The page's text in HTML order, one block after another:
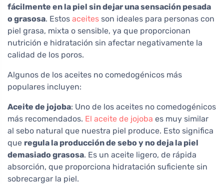
fácilmente en la piel sin dejar una sensación pesada
o grasosa. Estos aceites son ideales para personas con
piel grasa, mixta o sensible, ya que proporcionan
nutrición e hidratación sin afectar negativamente la
calidad de los poros.
Algunos de los aceites no comedogénicos más
populares incluyen:
Aceite de jojoba: Uno de los aceites no comedogénicos
más recomendados. El aceite de jojoba es muy similar
al sebo natural que nuestra piel produce. Esto significa
que regula la producción de sebo y no deja la piel
demasiado grasosa. Es un aceite ligero, de rápida
absorción, que proporciona hidratación suficiente sin
sobrecargar la piel.